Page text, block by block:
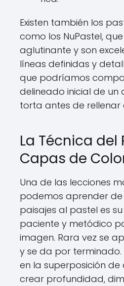
Existen también los
como los NuPastel,
aglutinante y son
líneas definidas y
que podríamos
delineado inicial de un
torta antes de rellenar
La Técnica del
Capas de
Una de las lecciones
podemos aprender
paisajes al pastel es
paciente y metódico
imagen. Rara vez se
y se da por
en la superposición
crear profundidad,